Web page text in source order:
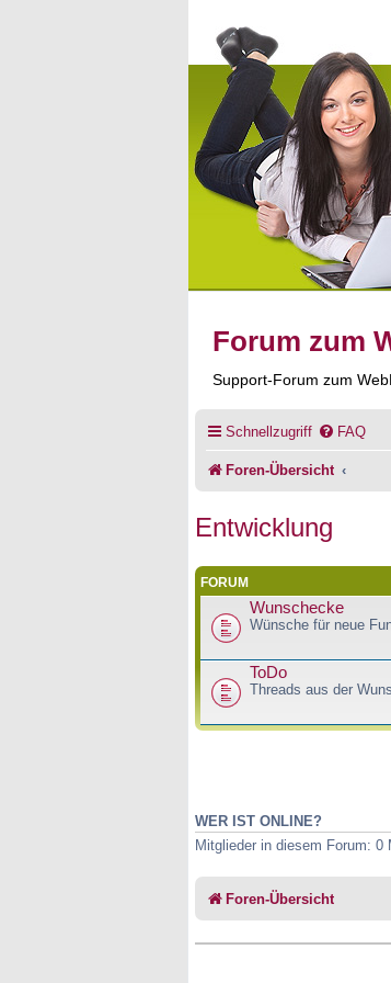
Forum zum
Support-Forum zum
Schnellzugriff FAQ
Foren-Übersicht
Entwicklung
FORUM
Wunschecke
Wünsche für neue
ToDo
Threads aus der
WER IST ONLINE?
Mitglieder in diesem Forum: 0
Foren-Übersicht